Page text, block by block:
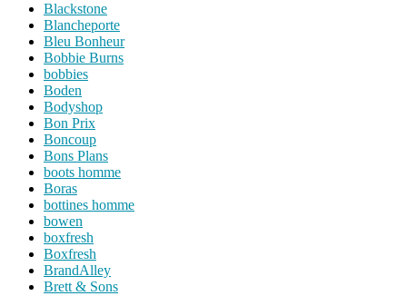
Blackstone
Blancheporte
Bleu Bonheur
Bobbie Burns
bobbies
Boden
Bodyshop
Bon Prix
Boncoup
Bons Plans
boots homme
Boras
bottines homme
bowen
boxfresh
Boxfresh
BrandAlley
Brett & Sons